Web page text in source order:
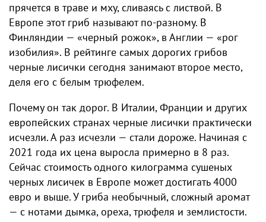
прячется в траве и мху, сливаясь с листвой. В
Европе этот гриб называют по-разному. В
Финляндии — «черный рожок», в Англии — «рог
изобилия». В рейтинге самых дорогих грибов
черные лисички сегодня занимают второе место,
деля его с белым трюфелем.
Почему он так дорог. В Италии, Франции и других
европейских странах черные лисички практически
исчезли. А раз исчезли — стали дороже. Начиная с
2021 года их цена выросла примерно в 8 раз.
Сейчас стоимость одного килограмма сушеных
черных лисичек в Европе может достигать 4000
евро и выше. У гриба необычный, сложный аромат
— с нотами дымка, ореха, трюфеля и землистости.